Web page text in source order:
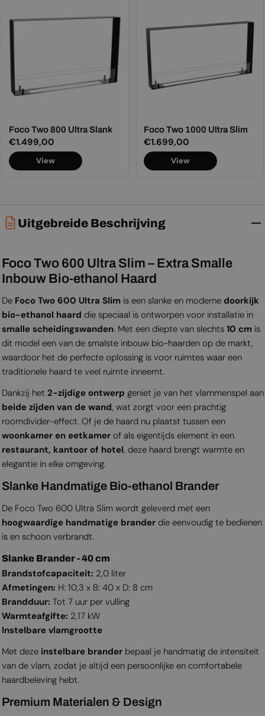
Foco Two 800 Ultra Slank
Normale
prijs
€1.499,00
View
Foco Two 1000 Ultra Slim
Normale
prijs
€1.699,00
View
Uitgebreide Beschrijving
Foco Two 600 Ultra Slim – Extra Smalle
Inbouw Bio-ethanol Haard
De Foco Two 600 Ultra Slimis een slanke en moderne doorkijk
bio-ethanol haard die speciaal is ontworpen voor installatie in
smalle scheidingswanden. Met een diepte van slechts 10 cmis
dit model een van de smalste inbouw bio-haarden op de markt,
waardoor het de perfecte oplossing is voor ruimtes waar een
traditionele haard te veel ruimte inneemt.
Dankzij het 2-zijdige ontwerp geniet je van het vlammenspel aan
beide zijden van de wand, wat zorgt voor een prachtig
roomdivider-effect. Of je de haard nu plaatst tussen een
woonkamer en eetkamerof als eigentijds element in een
restaurant, kantoor of hotel, deze haard brengt warmte en
elegantie in elke omgeving.
Slanke Handmatige Bio-ethanol Brander
De Foco Two 600 Ultra Slim wordt geleverd met een
hoogwaardige handmatige branderdie eenvoudig te bedienen
is en schoon verbrandt.
Slanke Brander - 40 cm
Brandstofcapaciteit: 2,0 liter
Afmetingen: H: 10,3 x B: 40 x D: 8 cm
Brandduur: Tot 7 uur per vulling
Warmteafgifte: 2,17 kW
Instelbare vlamgrootte
Met deze instelbare branderbepaal je handmatig de intensiteit
van de vlam, zodat je altijd een persoonlijke en comfortabele
haardbeleving hebt.
Premium Materialen & Design